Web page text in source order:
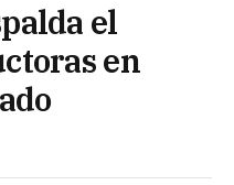
el
en